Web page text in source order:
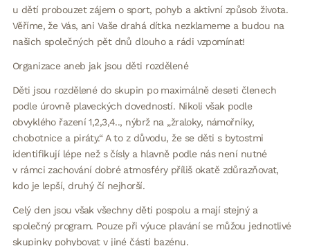
u dětí probouzet zájem o sport, pohyb a aktivní způsob života.
Věříme, že Vás, ani Vaše drahá dítka nezklameme a budou na
našich společných pět dnů dlouho a rádi vzpomínat!
Organizace aneb jak jsou děti rozdělené
Děti jsou rozdělené do skupin po maximálně deseti členech
podle úrovně plaveckých dovedností. Nikoli však podle
obvyklého řazení 1,2,3,4.., nýbrž na „žraloky, námořníky,
chobotnice a piráty.“ A to z důvodu, že se děti s bytostmi
identifikují lépe než s čísly a hlavně podle nás není nutné
v rámci zachování dobré atmosféry příliš okatě zdůrazňovat,
kdo je lepší, druhý čí nejhorší.
Celý den jsou však všechny děti pospolu a mají stejný a
společný program. Pouze při výuce plavání se můžou jednotlivé
skupinky pohybovat v jiné části bazénu.